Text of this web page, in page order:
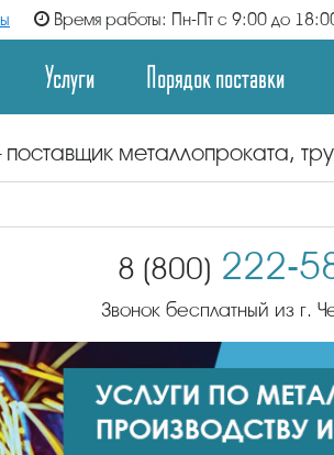
Время работы: Пн-Пт с 9:00 до
Услуги Порядок поставки
металлопроката,
8 (800) 222-
Звонок бесплатный из г.